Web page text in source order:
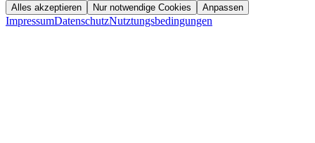
Alles akzeptieren Nur notwendige Cookies Anpassen
ImpressumDatenschutzNutztungsbedingungen